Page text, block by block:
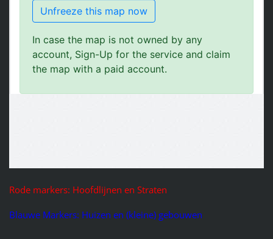
Rode markers: Hoofdlijnen en Straten
Blauwe Markers: Huizen en (kleine) gebouwen